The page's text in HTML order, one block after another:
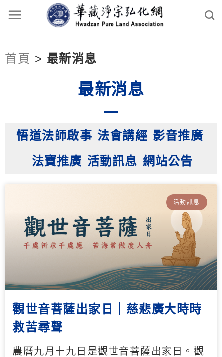
首頁 > 最新消息
最新消息
悟道法師啟事 法會講經 影音推廣
法寶推廣 活動訊息 網站公告
活動訊息
觀世音菩薩出家日｜慈悲廣大時時
救苦尋聲
農曆九月十九日是觀世音菩薩出家日。觀